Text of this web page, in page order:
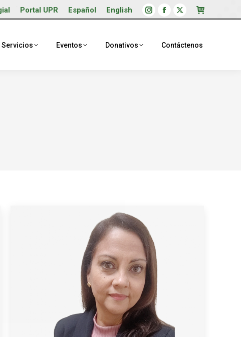
Portal UPR Español English
Instagram
opens
Facebook
opens
X
opens
Servicios Eventos Donativos Contáctenos